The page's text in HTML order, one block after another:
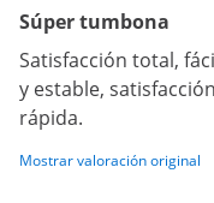
Súper tumbona
Satisfacción total,
y estable,
rápida.
Mostrar valoración original